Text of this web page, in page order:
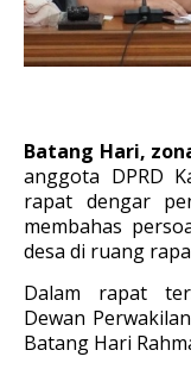
Batang Hari,
anggota DPRD
rapat dengar
membahas
desa di ruang
Dalam rapat
Dewan
Batang Hari